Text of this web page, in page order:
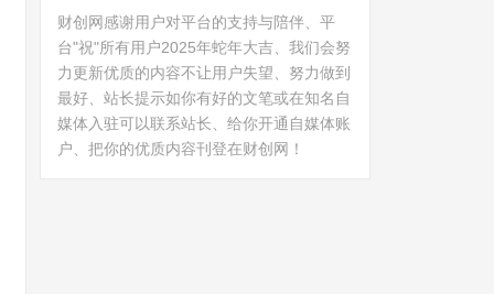
财创网感谢用户对平台的支持与陪伴、平
台"祝"所有用户2025年蛇年大吉、我们会努
力更新优质的内容不让用户失望、努力做到
最好、站长提示如你有好的文笔或在知名自
媒体入驻可以联系站长、给你开通自媒体账
户、把你的优质内容刊登在财创网！